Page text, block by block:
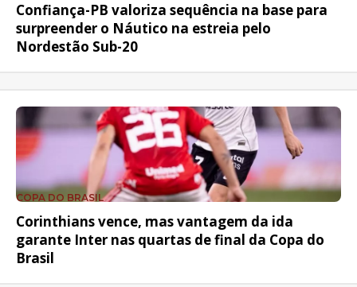
Confiança-PB valoriza sequência na base para
surpreender o Náutico na estreia pelo
Nordestão Sub-20
COPA DO BRASIL
Corinthians vence, mas vantagem da ida
garante Inter nas quartas de final da Copa do
Brasil